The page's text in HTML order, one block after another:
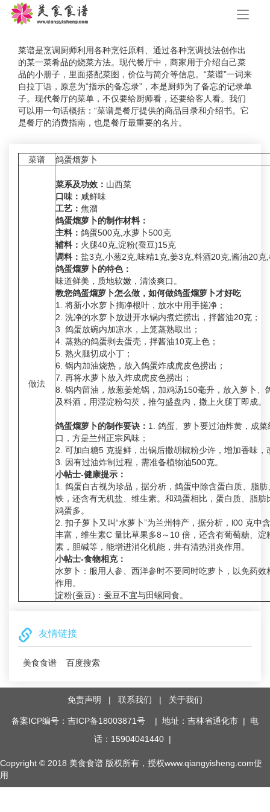
手
菜谱是烹调厨师利用各种烹饪原料、通过各种烹调技法创作出
的某一菜肴品的烧菜方法。现代餐厅中，商家用于介绍自己菜
品的小册子，里面搭配菜图，价位与简介等信息。“菜谱”一词来
自拉丁语，原意为“指示的备忘录”，本是厨师为了备忘的记录单
子。现代餐厅的菜单，不仅要给厨师看，还要给客人看。我们
可以用一句话概括：“菜谱是餐厅提供的商品目录和介绍书。它
是餐厅的消费指南，也是餐厅最重要的名片。
菜谱 鸽蛋熘萝卜
做法
菜系及功效： 山西菜
口味： 咸鲜味
工艺： 焦溜
鸽蛋熘萝卜的制作材料：
主料： 鸽蛋500克,水萝卜500克
辅料： 火腿40克,淀粉(蚕豆)15克
调料： 盐3克,小葱2克,味精1克,姜3克,料酒20克,酱油20克
鸽蛋熘萝卜的特色：
味道鲜美，质地软嫩，清淡爽口。
教您鸽蛋熘萝卜怎么做，如何做鸽蛋熘萝卜才好吃
1. 将新小水萝卜摘净根叶，放水中用手搓净；
2. 洗净的水萝卜放进开水锅内煮烂捞出，拌酱油20克；
3. 鸽蛋放碗内加凉水，上笼蒸熟取出；
4. 蒸熟的鸽蛋剥去蛋壳，拌酱油10克上色；
5. 熟火腿切成小丁；
6. 锅内加油烧热，放入鸽蛋炸成虎皮色捞出；
7. 再将水萝卜放入炸成虎皮色捞出；
8. 锅内留油，放葱姜炝锅，加鸡汤150毫升，放入萝卜、
及料酒，用湿淀粉勾芡，推匀盛盘内，撒上火腿丁即成。
鸽蛋熘萝卜的制作要诀： 1. 鸽蛋、萝卜要过油炸黄，成
口，方是兰州正宗风味；
2. 可加白糖5 克提鲜，出锅后撒胡椒粉少许，增加香味，
3. 因有过油炸制过程，需准备植物油500克。
小帖士-健康提示：
1. 鸽蛋自古视为珍品，据分析，鸽蛋中除含蛋白质、脂
铁，还含有无机盐、维生素。和鸡蛋相比，蛋白质、脂肪
鸡蛋多。
2. 扣子萝卜又叫“水萝卜”为兰州特产，据分析，l00 克中
丰富，维生素C 量比草果多8～10 倍，还含有葡萄糖、淀
素，胆碱等，能增进消化机能，井有清热消炎作用。
小帖士-食物相克：
水萝卜：服用人参、西洋参时不要同时吃萝卜，以免药效
作用。
淀粉(蚕豆)：蚕豆不宜与田螺同食。
友情链接
美食食谱 百度搜索
免责声明 | 联系我们 | 关于我们
备案ICP编号：吉ICP备18003871号 | 地址：吉林省通化市 | 电
话：15904041440 |
Copyright © 2018 美食食谱 版权所有，授权www.qiangyisheng.com使
用